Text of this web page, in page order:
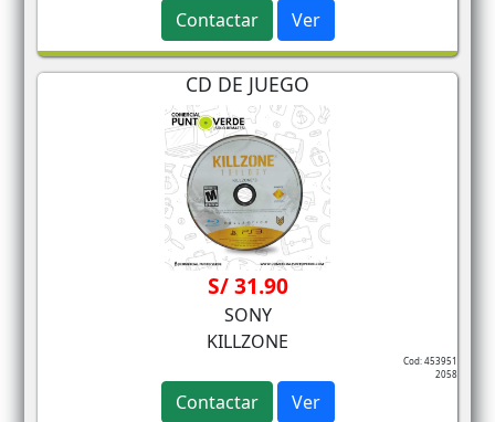
Contactar Ver
CD DE JUEGO
S/ 31.90
SONY
KILLZONE
Cod: 453951
2058
Contactar Ver